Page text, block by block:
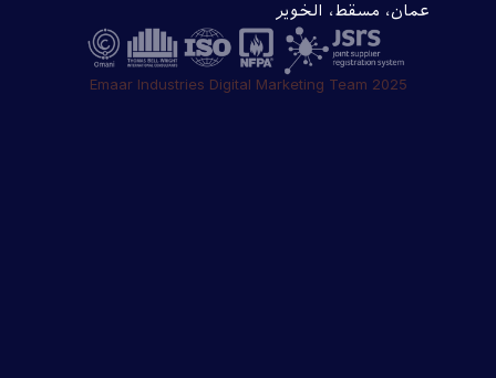
عمان، مسقط، الخوير
Emaar Industries Digital Marketing Team 2025